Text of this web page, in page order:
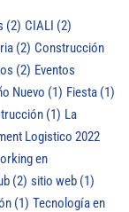
(2) CIALI (2)
(2) Construcción
(2) Eventos
Nuevo (1) Fiesta (1)
(1) La
Logistico 2022
en
(2) sitio web (1)
(1) Tecnología en